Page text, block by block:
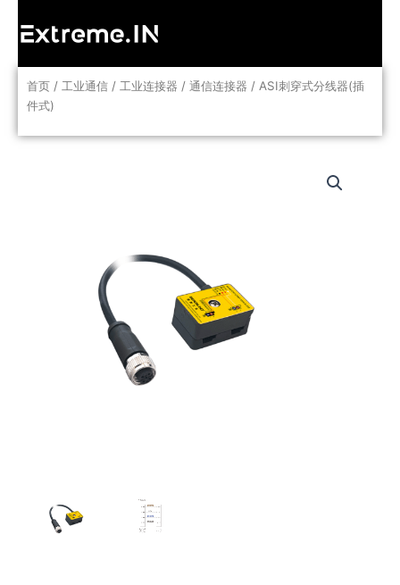
首页 / 工业通信 / 工业连接器 / 通信连接器 / ASI刺穿式分线器(插
件式)